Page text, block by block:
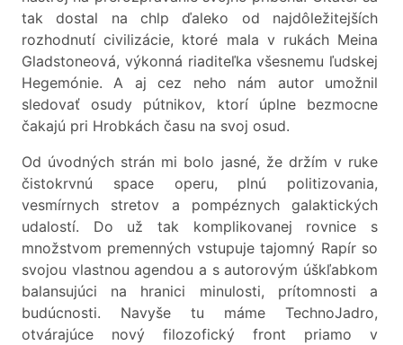
tak dostal na chlp ďaleko od najdôležitejších
rozhodnutí civilizácie, ktoré mala v rukách Meina
Gladstoneová, výkonná riaditeľka všesnemu ľudskej
Hegemónie. A aj cez neho nám autor umožnil
sledovať osudy pútnikov, ktorí úplne bezmocne
čakajú pri Hrobkách času na svoj osud.
Od úvodných strán mi bolo jasné, že držím v ruke
čistokrvnú space operu, plnú politizovania,
vesmírnych stretov a pompéznych galaktických
udalostí. Do už tak komplikovanej rovnice s
množstvom premenných vstupuje tajomný Rapír so
svojou vlastnou agendou a s autorovým úškľabkom
balansujúci na hranici minulosti, prítomnosti a
budúcnosti. Navyše tu máme TechnoJadro,
otvárajúce nový filozofický front priamo v